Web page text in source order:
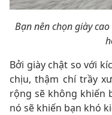
Bạn nên chọn giày
Bởi giày chật so với
chịu, thậm chí trầy
rộng sẽ không khiến
nó sẽ khiến bạn khó